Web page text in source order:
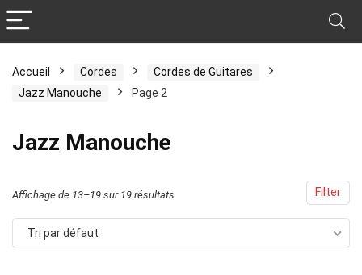
Accueil Cordes
Cordes de Guitares
Jazz Manouche
Page 2
Jazz Manouche
Filter
Affichage de 13–19 sur 19 résultats
Tri par défaut